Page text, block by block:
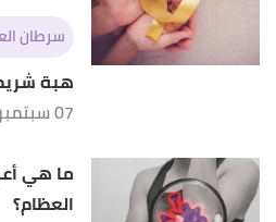
, Retrieved 20/4/2023. Edited.
↑
Life Expectancy After Bone
Adults — Results of a 5-year
,ncbi, Retrieved 20/4/2023.
Edited.
سرطان
هبة
07 سبتمبر 2021
ما هي
العظام؟